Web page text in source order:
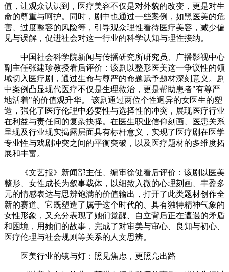
值，让观众认识到，医疗美容不仅是对外貌的改变，更是对生
命的尊重与呵护。同时，剧中也通过一些案例，如黑医美的危
害、过度整容的风险等，引导观众理性看待医疗美容，减少偏
见与误解，促进社会对这一行业的科学认知与理性接纳。
中国社会科学院新闻与传播研究所研究员、广播影视中心
副主任张建珍教授看后评价：该剧以整形医美这一争议性的领
域切入医疗剧，通过生命与尊严的命题赋予题材深刻意义。剧
中案例凸显现代医疗不仅是生理救治，更是帮助患者"有尊严
地活着"的价值观升华。 该剧通过两位个性迥异的女医生的塑
造，强化了医疗伦理中必要性与选择性的冲突，展现医疗行业
在利益与责任间的复杂抉择。在医生职业信仰刻画、医患关系
呈现及行业现实揭露层面具有标杆意义，实现了医疗剧在医学
专业性与戏剧冲突之间的平衡突破，以及医疗题材的多维度拓
展和丰富。
《文艺报》新闻部主任、编审徐健看后评价：该剧以医美
整形、女性成长为叙事载体，以细致入微的心理刻画、丰盈多
元的情感表达与思辨饱满的价值输出，打开了此类题材创作全
新的赛道。它既塑造了属于这个时代的、具有独特精神气象的
女性形象，又充分表现了她们觉醒、自立背后正在遭遇的矛盾
和困境，用她们的故事，完成了对审美与审心、良知与初心、
医疗伦理与社会规则等关系的人文思辨。
医美行业的镜与灯：照见焦虑，更照亮出路